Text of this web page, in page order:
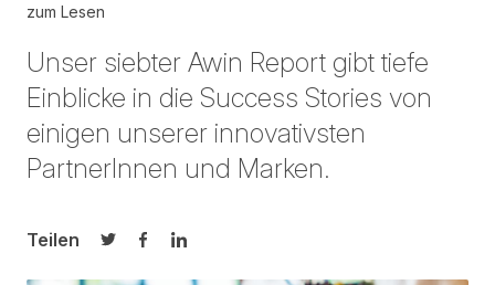
zum Lesen
Unser siebter Awin Report gibt tiefe
Einblicke in die Success Stories von
einigen unserer innovativsten
PartnerInnen und Marken.
Teilen
Auf Twitter teilen
Auf Facebook teilen
Auf LinkedIn teilen